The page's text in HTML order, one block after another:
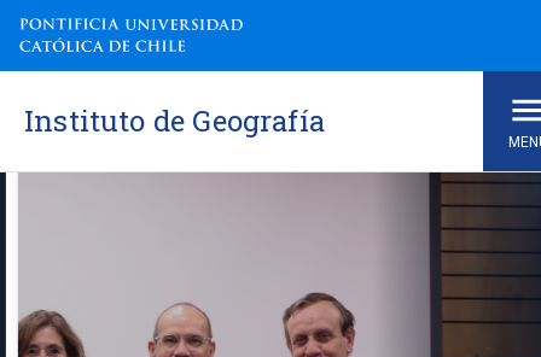
Instituto de Geografía